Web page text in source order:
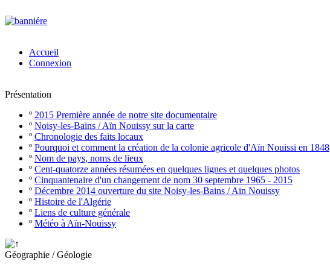
Accueil
Connexion
Présentation
º 2015 Première année de notre site documentaire
º Noisy-les-Bains / Aïn Nouissy sur la carte
º Chronologie des faits locaux
º Pourquoi et comment la création de la colonie agricole d'Aïn Nouissi en 1848
º Nom de pays, noms de lieux
º Cent-quatorze années résumées en quelques lignes et quelques photos
º Cinquantenaire d'un changement de nom 30 septembre 1965 - 2015
º Décembre 2014 ouverture du site Noisy-les-Bains / Aïn Nouissy
º Histoire de l'Algérie
º Liens de culture générale
º Météo à Aïn-Nouissy
Géographie / Géologie